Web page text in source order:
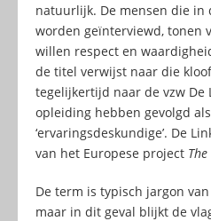
natuurlijk. De mensen die in
worden geïnterviewd, tonen
willen respect en
de titel verwijst naar die
tegelijkertijd naar de vzw De
opleiding hebben gevolgd als
‘ervaringsdeskundige’. De
van het Europese project
De term is typisch jargon
maar in dit geval blijkt de